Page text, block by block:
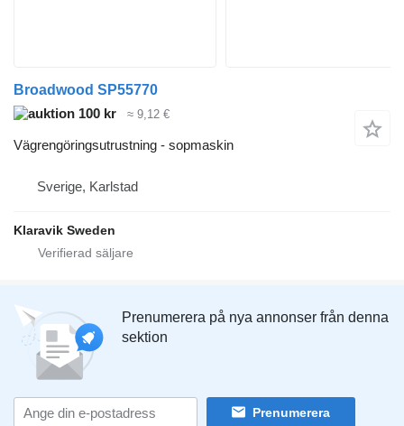
Broadwood SP55770
100 kr
≈ 9,12 €
Vägrengöringsutrustning - sopmaskin
Sverige, Karlstad
Klaravik Sweden
Prenumerera på nya annonser från denna
sektion
Prenumerera